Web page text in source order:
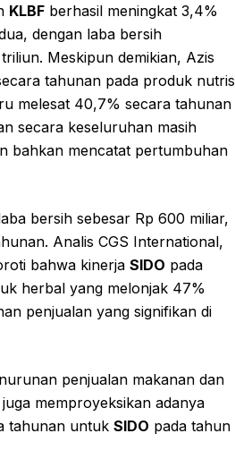
KLBF berhasil meningkat 3,4%
dengan laba bersih
Meskipun demikian, Azis
tahunan pada produk
melesat 40,7% secara tahunan
secara keseluruhan masih
bahkan mencatat pertumbuhan
bersih sebesar Rp 600 miliar,
Analis CGS International,
bahwa kinerja SIDO pada
herbal yang melonjak 47%
penjualan yang signifikan di
penjualan makanan dan
memproyeksikan adanya
tahunan untuk SIDO pada tahun